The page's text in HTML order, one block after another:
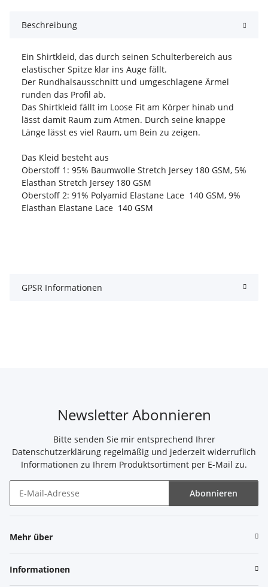
Beschreibung
Ein Shirtkleid, das durch seinen Schulterbereich aus
elastischer Spitze klar ins Auge fällt.
Der Rundhalsausschnitt und umgeschlagene Ärmel
runden das Profil ab.
Das Shirtkleid fällt im Loose Fit am Körper hinab und
lässt damit Raum zum Atmen. Durch seine knappe
Länge lässt es viel Raum, um Bein zu zeigen.
Das Kleid besteht aus
Oberstoff 1: 95% Baumwolle Stretch Jersey 180 GSM, 5%
Elasthan Stretch Jersey 180 GSM
Oberstoff 2: 91% Polyamid Elastane Lace 140 GSM, 9%
Elasthan Elastane Lace 140 GSM
GPSR Informationen
Newsletter Abonnieren
Bitte senden Sie mir entsprechend Ihrer
Datenschutzerklärung regelmäßig und jederzeit widerruflich
Informationen zu Ihrem Produktsortiment per E-Mail zu.
Abonnieren
Mehr über
Informationen